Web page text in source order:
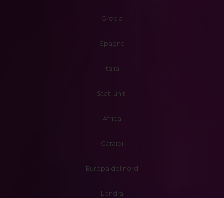
Grecia
Spagna
Italia
Stati uniti
Africa
Caraibi
Europa del nord
Londra